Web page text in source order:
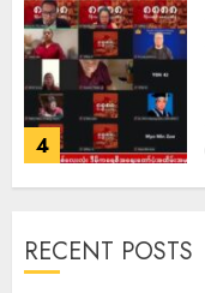
4
RECENT POSTS